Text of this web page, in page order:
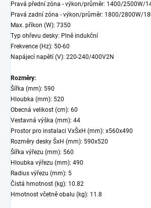
Pravá přední zóna - výkon/průměr: 1400/2500W/
Pravá zadní zóna - výkon/průměr: 1800/2800W/
Max. příkon (W): 7350
Typ ohřevu desky: Plně indukční
Frekvence (Hz): 50-60
Napájecí napětí (V): 220-240/400V2N
Rozměry:
Šířka (mm): 590
Hloubka (mm): 520
Obecná velikost (cm): 60
Vestavná výška (mm): 44
Prostor pro instalaci VxŠxH (mm): x560x490
Rozměry desky ŠxH (mm): 590x520
Šířka výřezu (mm): 560
Hloubka výřezu (mm): 490
Radius výřezu (mm): 5
Čistá hmotnost (kg): 10.82
Hmotnost včetně obalu (kg): 11.8